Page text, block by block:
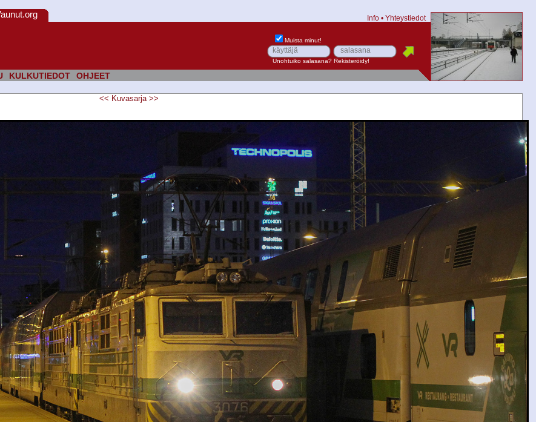
KULKUTIEDOT OHJEET
Info • Yhteystiedot
Muista minut!
Unohtuiko salasana? Rekisteröidy!
<< Kuvasarja >>